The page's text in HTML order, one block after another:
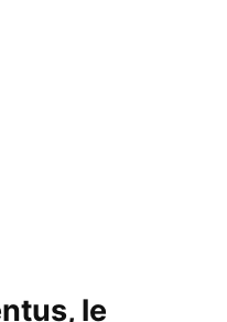
le